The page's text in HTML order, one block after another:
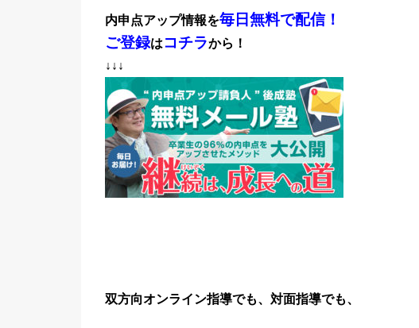
内申点アップ情報を毎日無料で配信！
ご登録はコチラから！
↓↓↓
双方向オンライン指導でも、対面指導でも、